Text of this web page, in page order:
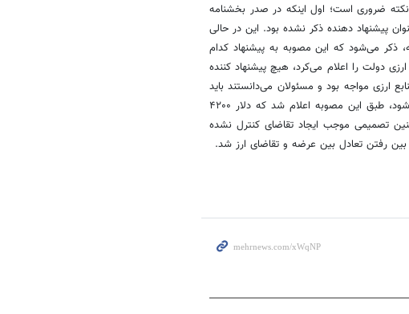
بودن نرخ «۴۲۰۰ تومان» ذکر چند نکته ضروری است؛ اول اینکه در صدر بخشنامه
پیشنهاد دهنده ذکر نشده بود. این در حالی
ذکر می‌شود که این مصوبه به پیشنهاد کدام
دولت را اعلام می‌کرد، هیچ پیشنهاد کننده
مواجه بود و مسئولان می‌دانستند باید
در شرایط پیش رو، مصارف ارزی کشور با حساسیت بیشتری مدیریت شود، طبق این مصوبه اعلام شد که دلار ۴۲۰۰
چنین تصمیمی موجب ایجاد تقاضای کنترل نشده
رفتن تعادل بین عرضه و تقاضای ارز شد.